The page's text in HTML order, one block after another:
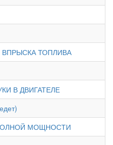
ТОПЛИВА
В ДВИГАТЕЛЕ
МОЩНОСТИ